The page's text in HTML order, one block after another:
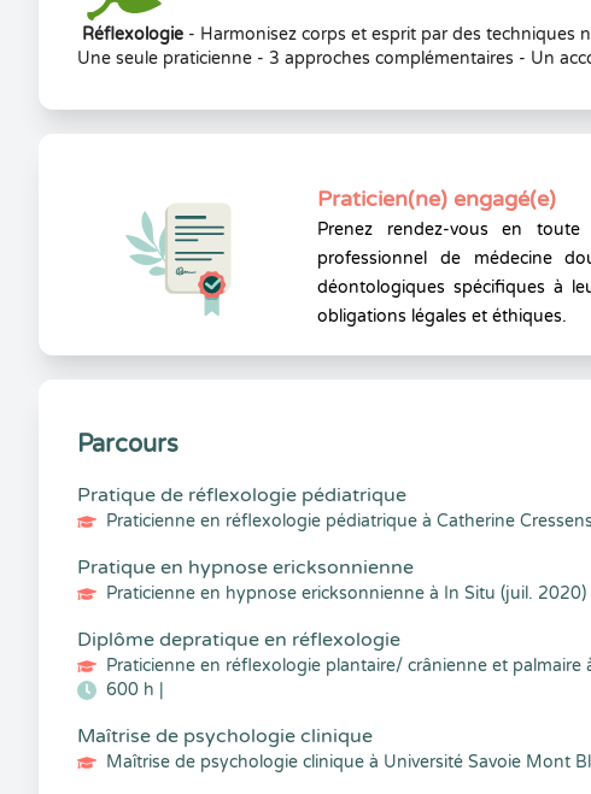
Réflexologie - Harmonisez corps et esprit par des techniques
Une seule praticienne - 3 approches complémentaires - Un
Praticien(ne) engagé(e)
Prenez rendez-vous en
professionnel de médecine
déontologiques spécifiques à
obligations légales et éthiques.
Parcours
Pratique de réflexologie pédiatrique
Praticienne en réflexologie pédiatrique à Catherine
Pratique en hypnose ericksonnienne
Praticienne en hypnose ericksonnienne à In Situ (juil. 2020)
Diplôme depratique en réflexologie
Praticienne en réflexologie plantaire/ crânienne et palmaire
600 h |
Maîtrise de psychologie clinique
Maîtrise de psychologie clinique à Université Savoie Mont